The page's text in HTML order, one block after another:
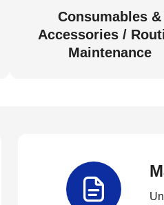
Consumables &
Accessories /
Maintenance